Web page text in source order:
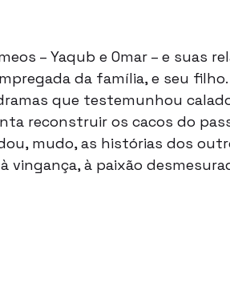
– Yaqub e Omar – e suas
da família, e seu
que testemunhou
reconstruir os cacos do
mudo, as histórias dos
vingança, à paixão